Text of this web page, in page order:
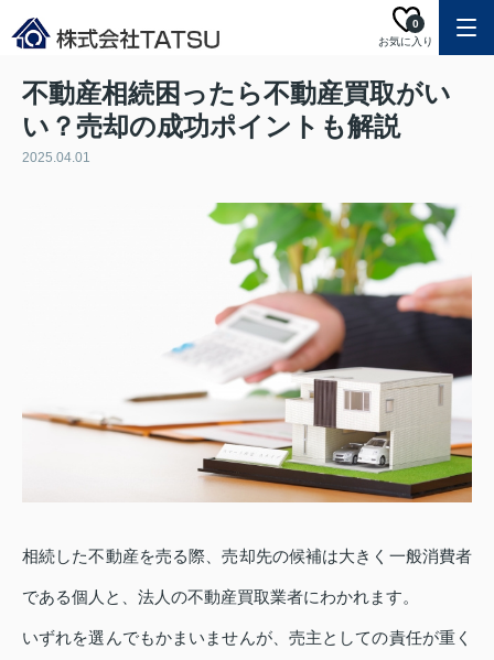
お気に入り
0
不動産相続困ったら不動産買取がい
い？売却の成功ポイントも解説
2025.04.01
相続した不動産を売る際、売却先の候補は大きく一般消費者
である個人と、法人の不動産買取業者にわかれます。
いずれを選んでもかまいませんが、売主としての責任が重く